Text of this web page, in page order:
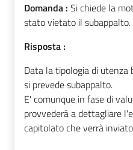
Domanda : Si chiede la
stato vietato il subappalto.
Risposta :
Data la tipologia di utenza
si prevede subappalto.
E' comunque in fase di
provvederà a dettagliare
capitolato che verrà